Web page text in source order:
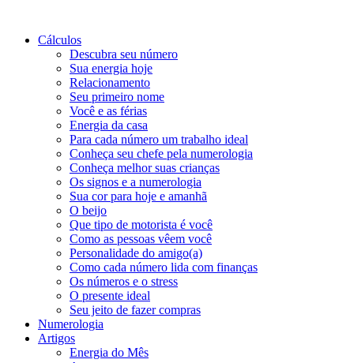
Cálculos
Descubra seu número
Sua energia hoje
Relacionamento
Seu primeiro nome
Você e as férias
Energia da casa
Para cada número um trabalho ideal
Conheça seu chefe pela numerologia
Conheça melhor suas crianças
Os signos e a numerologia
Sua cor para hoje e amanhã
O beijo
Que tipo de motorista é você
Como as pessoas vêem você
Personalidade do amigo(a)
Como cada número lida com finanças
Os números e o stress
O presente ideal
Seu jeito de fazer compras
Numerologia
Artigos
Energia do Mês